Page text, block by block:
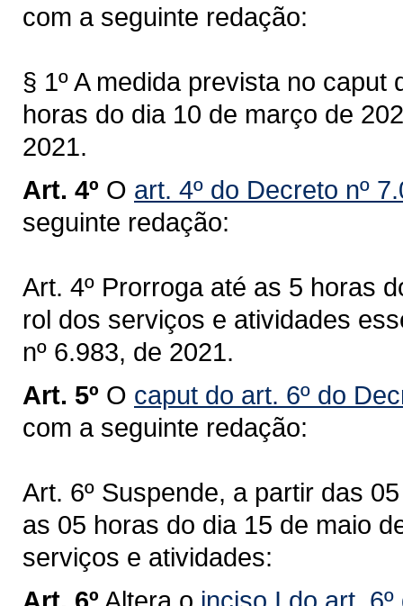
com a seguinte redação:
§ 1º A medida prevista no
horas do dia 10 de março de
2021.
Art. 4º O art. 4º do Decreto nº
seguinte redação:
Art. 4º Prorroga até as 5 horas
rol dos serviços e atividades
nº 6.983, de 2021.
Art. 5º O caput do art. 6º do
com a seguinte redação:
Art. 6º Suspende, a partir das
as 05 horas do dia 15 de maio
serviços e atividades: